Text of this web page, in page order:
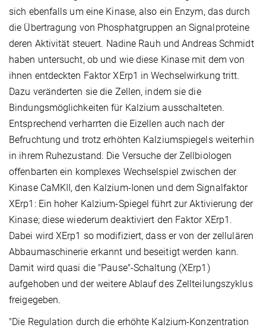
sich ebenfalls um eine Kinase, also ein Enzym, das durch
die Übertragung von Phosphatgruppen an Signalproteine
deren Aktivität steuert. Nadine Rauh und Andreas Schmidt
haben untersucht, ob und wie diese Kinase mit dem von
ihnen entdeckten Faktor XErp1 in Wechselwirkung tritt.
Dazu veränderten sie die Zellen, indem sie die
Bindungsmöglichkeiten für Kalzium ausschalteten.
Entsprechend verharrten die Eizellen auch nach der
Befruchtung und trotz erhöhten Kalziumspiegels weiterhin
in ihrem Ruhezustand. Die Versuche der Zellbiologen
offenbarten ein komplexes Wechselspiel zwischen der
Kinase CaMKII, den Kalzium-Ionen und dem Signalfaktor
XErp1: Ein hoher Kalzium-Spiegel führt zur Aktivierung der
Kinase; diese wiederum deaktiviert den Faktor XErp1.
Dabei wird XErp1 so modifiziert, dass er von der zellulären
Abbaumaschinerie erkannt und beseitigt werden kann.
Damit wird quasi die "Pause"-Schaltung (XErp1)
aufgehoben und der weitere Ablauf des Zellteilungszyklus
freigegeben.
"Die Regulation durch die erhöhte Kalzium-Konzentration